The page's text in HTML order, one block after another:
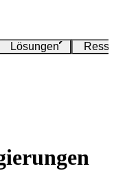
Lösungen